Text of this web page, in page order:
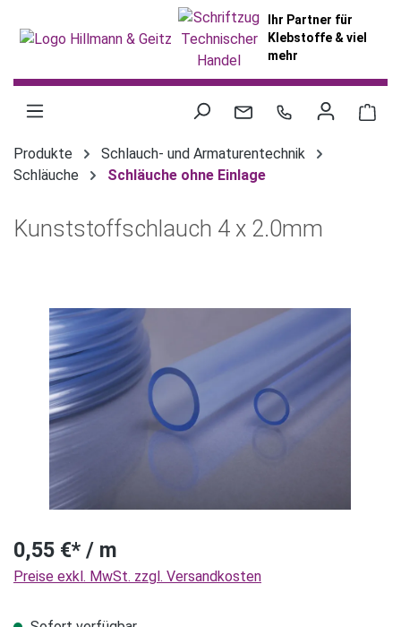
Ihr Partner für
Klebstoffe & viel
mehr
Produkte
Schlauch- und Armaturentechnik
Schläuche
Schläuche ohne Einlage
Kunststoffschlauch 4 x 2.0mm
Bildergalerie überspringen
0,55 €* / m
Preise exkl. MwSt. zzgl. Versandkosten